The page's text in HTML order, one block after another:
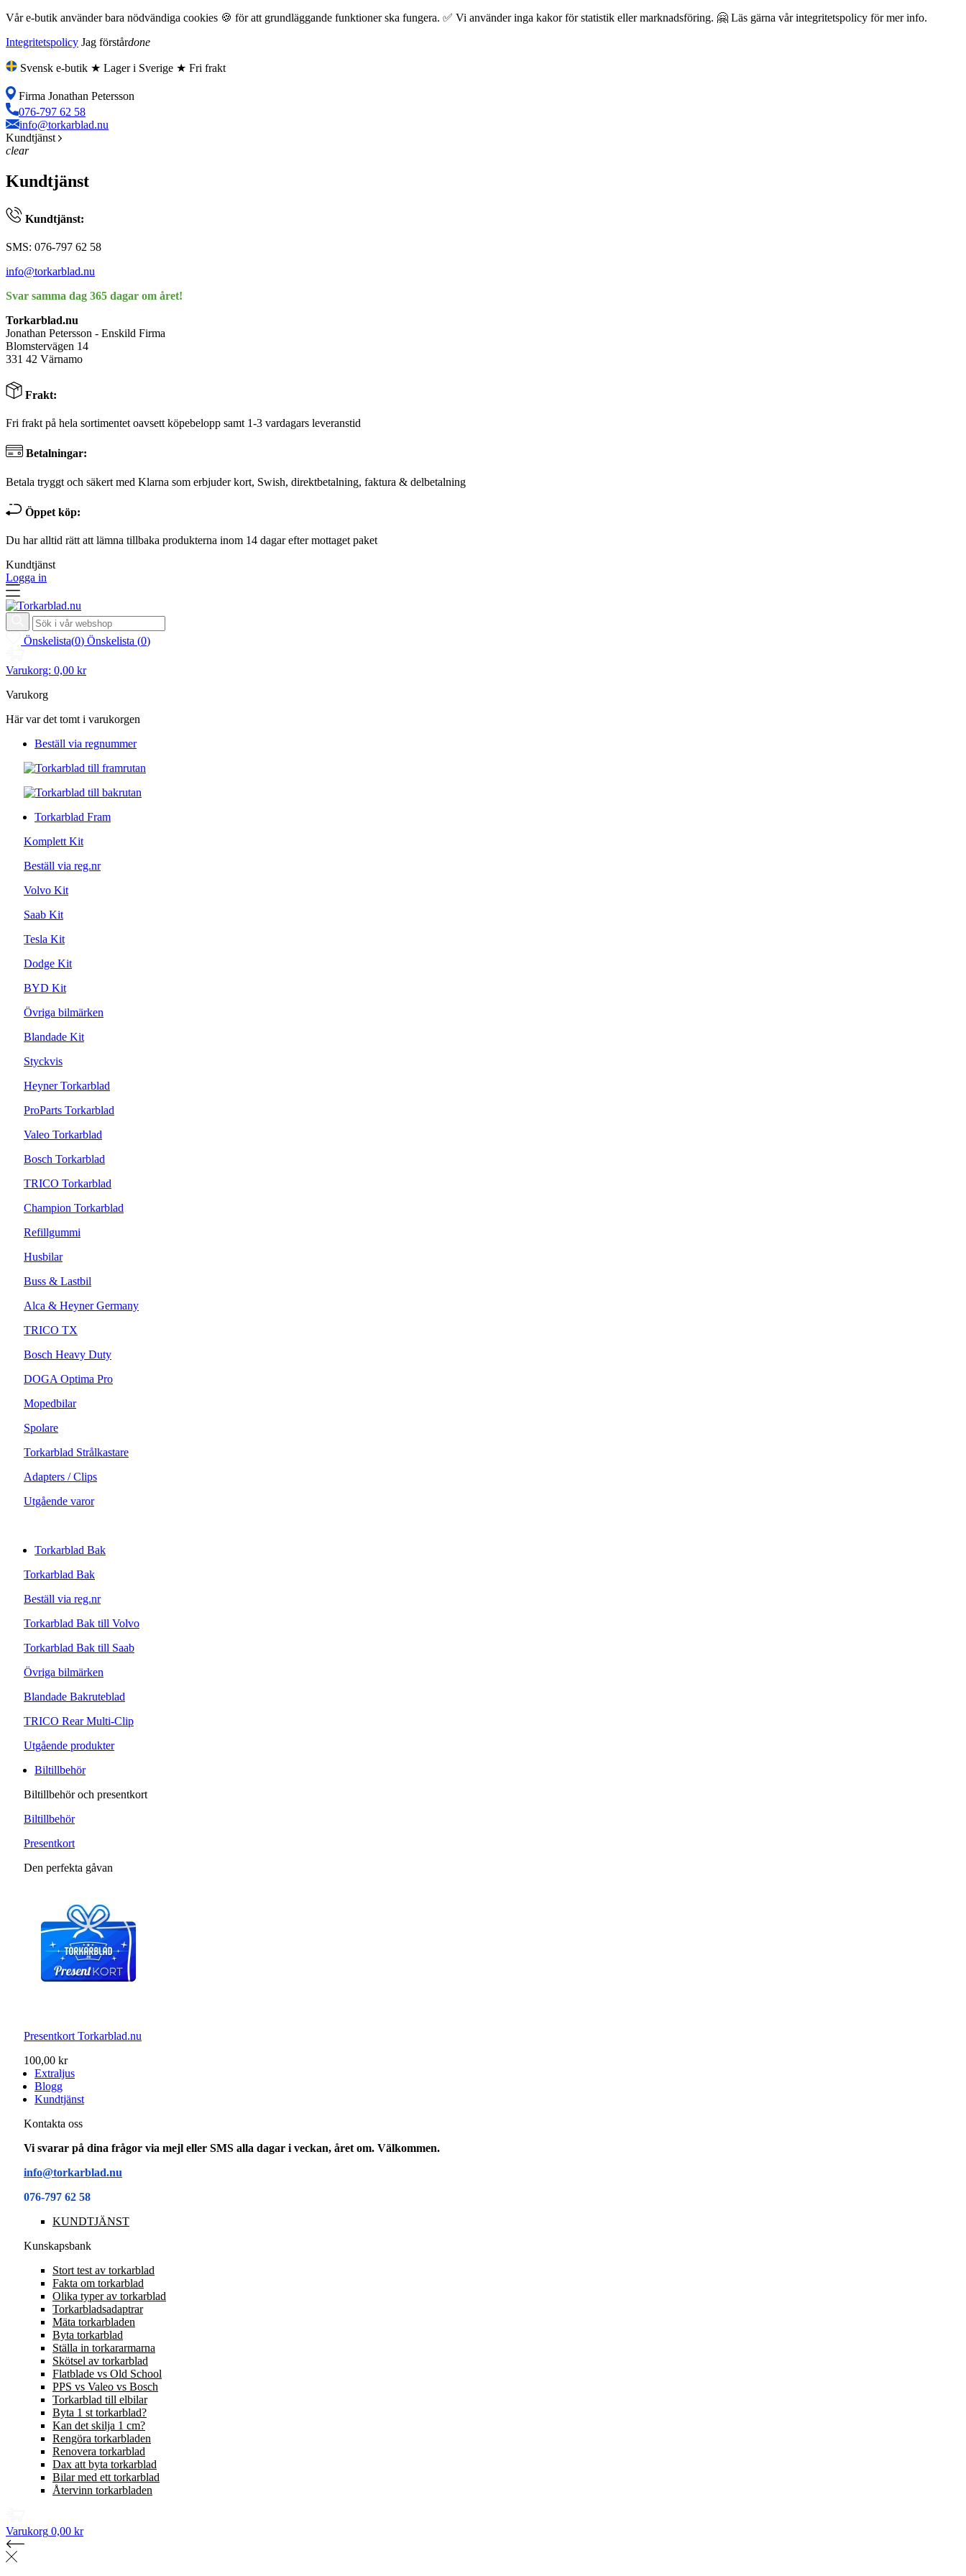
Vår e-butik använder bara nödvändiga cookies 🍪 för att grundläggande funktioner ska fungera. ✅ Vi använder inga kakor för statistik eller marknadsföring. 🤗 Läs gärna vår integritetspolicy för mer info.
Integritetspolicy Jag förstårdone
Svensk e-butik ★ Lager i Sverige ★ Fri frakt
Firma Jonathan Petersson
076-797 62 58
info@torkarblad.nu
Kundtjänst
clear
Kundtjänst
Kundtjänst:
SMS: 076-797 62 58
info@torkarblad.nu
Svar samma dag 365 dagar om året!
Torkarblad.nu
Jonathan Petersson - Enskild Firma
Blomstervägen 14
331 42 Värnamo
Frakt:
Fri frakt på hela sortimentet oavsett köpebelopp samt 1-3 vardagars leveranstid
Betalningar:
Betala tryggt och säkert med Klarna som erbjuder kort, Swish, direktbetalning, faktura & delbetalning
Öppet köp:
Du har alltid rätt att lämna tillbaka produkterna inom 14 dagar efter mottaget paket
Kundtjänst
Logga in
Önskelista(0) Önskelista (0)
Varukorg: 0,00 kr
Varukorg
Här var det tomt i varukorgen
Beställ via regnummer
Torkarblad Fram
Komplett Kit
Beställ via reg.nr
Volvo Kit
Saab Kit
Tesla Kit
Dodge Kit
BYD Kit
Övriga bilmärken
Blandade Kit
Styckvis
Heyner Torkarblad
ProParts Torkarblad
Valeo Torkarblad
Bosch Torkarblad
TRICO Torkarblad
Champion Torkarblad
Refillgummi
Husbilar
Buss & Lastbil
Alca & Heyner Germany
TRICO TX
Bosch Heavy Duty
DOGA Optima Pro
Mopedbilar
Spolare
Torkarblad Strålkastare
Adapters / Clips
Utgående varor
Torkarblad Bak
Torkarblad Bak
Beställ via reg.nr
Torkarblad Bak till Volvo
Torkarblad Bak till Saab
Övriga bilmärken
Blandade Bakruteblad
TRICO Rear Multi-Clip
Utgående produkter
Biltillbehör
Biltillbehör och presentkort
Biltillbehör
Presentkort
Den perfekta gåvan
Presentkort Torkarblad.nu
100,00 kr
Extraljus
Blogg
Kundtjänst
Kontakta oss
Vi svarar på dina frågor via mejl eller SMS alla dagar i veckan, året om. Välkommen.
info@torkarblad.nu
076-797 62 58
KUNDTJÄNST
Kunskapsbank
Stort test av torkarblad
Fakta om torkarblad
Olika typer av torkarblad
Torkarbladsadaptrar
Mäta torkarbladen
Byta torkarblad
Ställa in torkararmarna
Skötsel av torkarblad
Flatblade vs Old School
PPS vs Valeo vs Bosch
Torkarblad till elbilar
Byta 1 st torkarblad?
Kan det skilja 1 cm?
Rengöra torkarbladen
Renovera torkarblad
Dax att byta torkarblad
Bilar med ett torkarblad
Återvinn torkarbladen
Varukorg 0,00 kr